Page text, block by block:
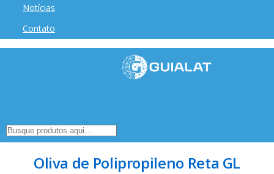
Notícias
Contato
Oliva de Polipropileno Reta GL